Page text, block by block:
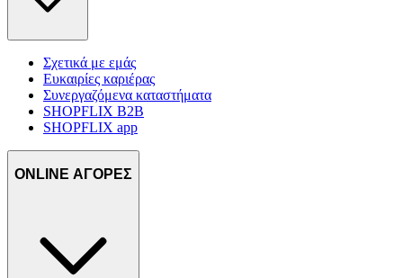
Σχετικά με εμάς
Ευκαιρίες καριέρας
Συνεργαζόμενα καταστήματα
SHOPFLIX B2B
SHOPFLIX app
ONLINE ΑΓΟΡΕΣ